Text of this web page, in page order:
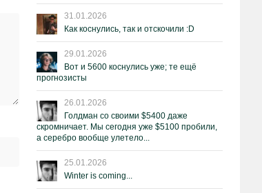
31.01.2026
Как коснулись, так и отскочили :D
29.01.2026
Вот и 5600 коснулись уже; те ещё
прогнозисты
26.01.2026
Голдман со своими $5400 даже
скромничает. Мы сегодня уже $5100 пробили,
а серебро вообще улетело...
25.01.2026
Winter is coming...